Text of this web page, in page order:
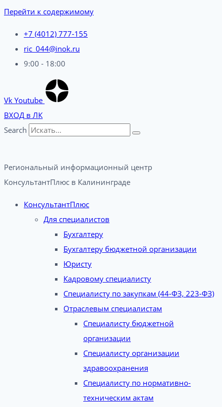
Перейти к содержимому
+7 (4012) 777-155
ric_044@inok.ru
9:00 - 18:00
Vk Youtube
ВХОД в ЛК
Search
Региональный информационный центр
КонсультантПлюс в Калининграде​
КонсультантПлюс
Для специалистов
Бухгалтеру
Бухгалтеру бюджетной организации
Юристу
Кадровому специалисту
Специалисту по закупкам (44-ФЗ, 223-ФЗ)
Отраслевым специалистам
Специалисту бюджетной
организации
Специалисту организации
здравоохранения
Специалисту по нормативно-
техническим актам